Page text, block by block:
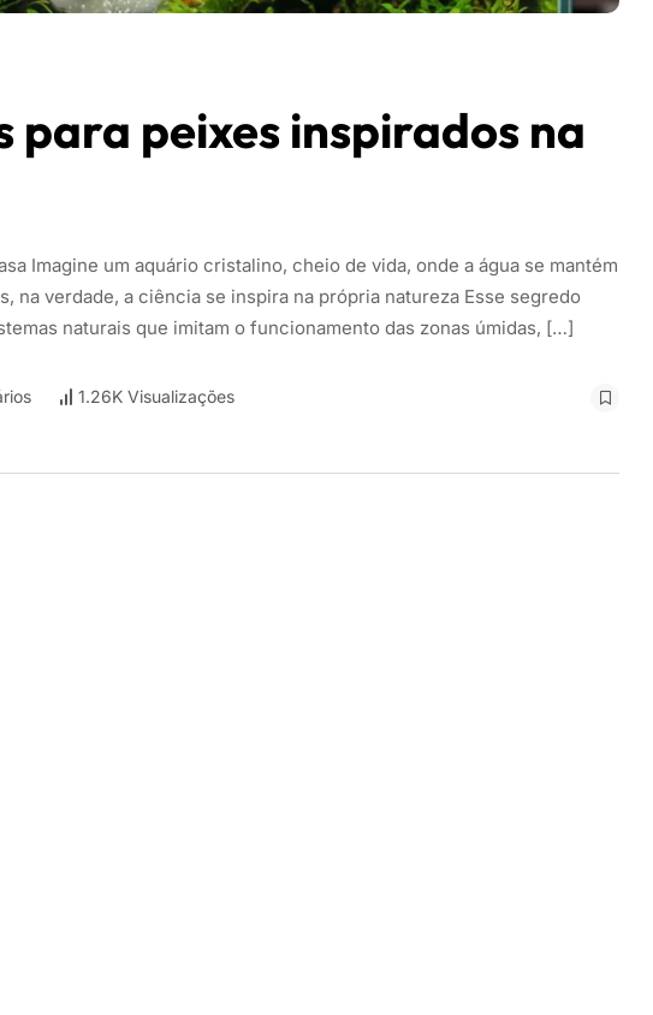
peixes inspirados na
Imagine um aquário cristalino, cheio de vida, onde a água se mantém
na verdade, a ciência se inspira na própria natureza Esse segredo
naturais que imitam o funcionamento das zonas úmidas, […]
1.26K Visualizações